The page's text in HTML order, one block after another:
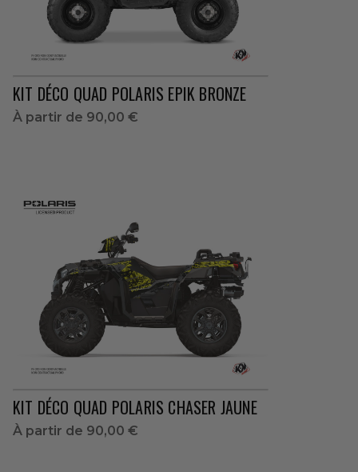
KIT DÉCO QUAD POLARIS EPIK BRONZE
À partir de 90,00 €
KIT DÉCO QUAD POLARIS CHASER JAUNE
À partir de 90,00 €